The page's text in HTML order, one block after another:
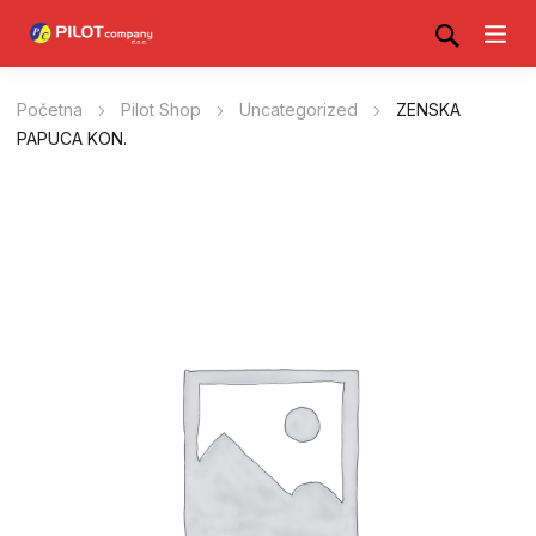
Početna Pilot Shop Uncategorized
ZENSKA
PAPUCA KON.